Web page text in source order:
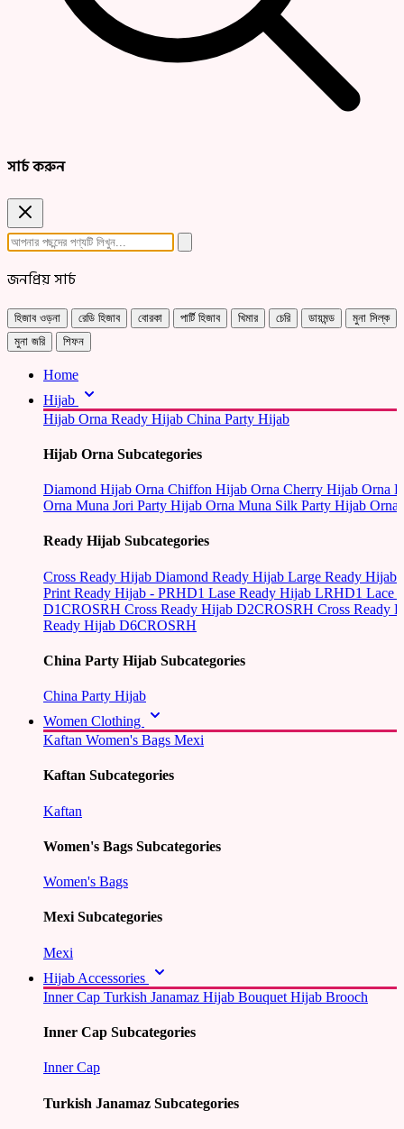
সার্চ করুন
জনপ্রিয় সার্চ
হিজাব ওড়না রেডি হিজাব বোরকা পার্টি হিজাব খিমার চেরি ডায়মন্ড
মুনা সিল্ক
মুনা জরি
শিফন
Home
Hijab
Hijab Orna Ready Hijab China Party Hijab
Hijab Orna Subcategories
Diamond Hijab Orna Chiffon Hijab Orna Cherry Hijab Orna
Orna Muna Jori Party Hijab Orna Muna Silk Party Hijab Orna
Ready Hijab Subcategories
Cross Ready Hijab Diamond Ready Hijab Large Ready Hijab
Print Ready Hijab - PRHD1 Lase Ready Hijab LRHD1 Lace
D1CROSRH Cross Ready Hijab D2CROSRH Cross Ready
Ready Hijab D6CROSRH
China Party Hijab Subcategories
China Party Hijab
Women Clothing
Kaftan Women's Bags Mexi
Kaftan Subcategories
Kaftan
Women's Bags Subcategories
Women's Bags
Mexi Subcategories
Mexi
Hijab Accessories
Inner Cap Turkish Janamaz Hijab Bouquet Hijab Brooch
Inner Cap Subcategories
Inner Cap
Turkish Janamaz Subcategories